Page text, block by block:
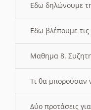
Εδω δηλώνουμε
Εδω βλέπουμε
Μαθημα 8.
Τι θα μπορούσαν
Δύο προτάσεις